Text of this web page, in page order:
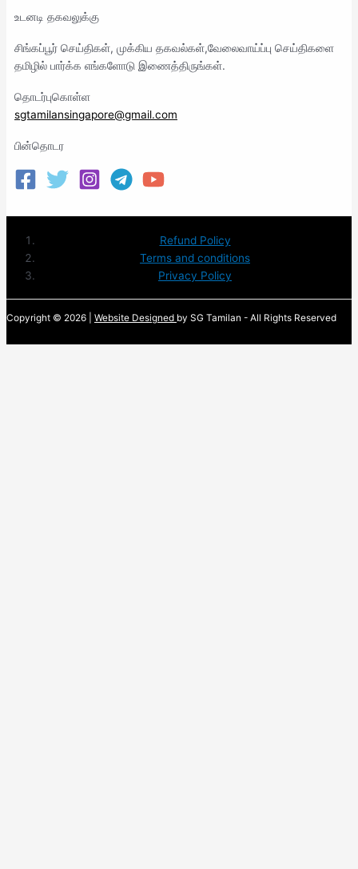
உடனடி தகவலுக்கு
சிங்கப்பூர் செய்திகள், முக்கிய தகவல்கள்,வேலைவாய்ப்பு செய்திகளை
தமிழில் பார்க்க எங்களோடு இணைத்திருங்கள்.
தொடர்புகொள்ள
sgtamilansingapore@gmail.com
பின்தொடர
Refund Policy
Terms and conditions
Privacy Policy
Copyright © 2026 | Website Designed by SG Tamilan - All Rights Reserved